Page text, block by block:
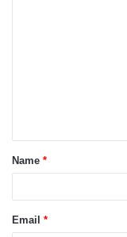
Name *
Email *